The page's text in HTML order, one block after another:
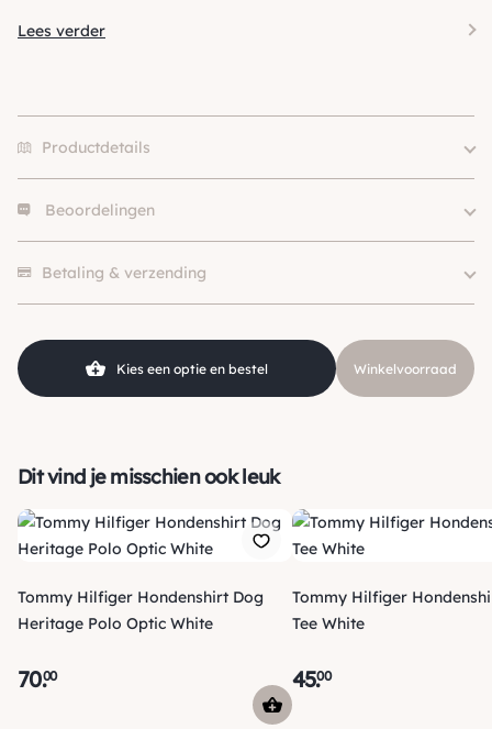
Lees verder
Productdetails
Size
Merk
Tommy Hilfiger
Kleur
Beoordelingen
Betaling & verzending
Kies een optie en bestel Winkelvoorraad
Dit vind je misschien ook leuk
Tommy Hilfiger Hondenshirt Dog
Heritage Polo Optic White
70.00
Tommy Hilfiger
Tee White
45.00